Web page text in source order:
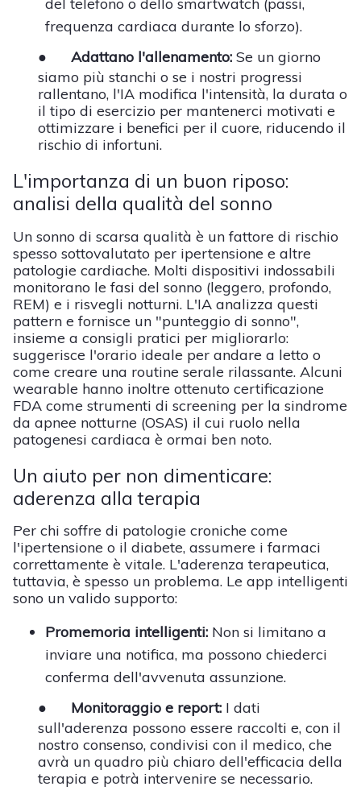
frequenza cardiaca durante lo sforzo).
● Adattano l'allenamento: Se un giorno
siamo più stanchi o se i nostri progressi
rallentano, l'IA modifica l'intensità, la durata o
il tipo di esercizio per mantenerci motivati e
ottimizzare i benefici per il cuore, riducendo il
rischio di infortuni.
L'importanza di un buon riposo:
analisi della qualità del sonno
Un sonno di scarsa qualità è un fattore di rischio
spesso sottovalutato per ipertensione e altre
patologie cardiache. Molti dispositivi indossabili
monitorano le fasi del sonno (leggero, profondo,
REM) e i risvegli notturni. L'IA analizza questi
pattern e fornisce un "punteggio di sonno",
insieme a consigli pratici per migliorarlo:
suggerisce l'orario ideale per andare a letto o
come creare una routine serale rilassante. Alcuni
wearable hanno inoltre ottenuto certificazione
FDA come strumenti di screening per la sindrome
da apnee notturne (OSAS) il cui ruolo nella
patogenesi cardiaca è ormai ben noto.
Un aiuto per non dimenticare:
aderenza alla terapia
Per chi soffre di patologie croniche come
l'ipertensione o il diabete, assumere i farmaci
correttamente è vitale. L'aderenza terapeutica,
tuttavia, è spesso un problema. Le app intelligenti
sono un valido supporto:
Promemoria intelligenti: Non si limitano a
inviare una notifica, ma possono chiederci
conferma dell'avvenuta assunzione.
● Monitoraggio e report: I dati
sull'aderenza possono essere raccolti e, con il
nostro consenso, condivisi con il medico, che
avrà un quadro più chiaro dell'efficacia della
terapia e potrà intervenire se necessario.